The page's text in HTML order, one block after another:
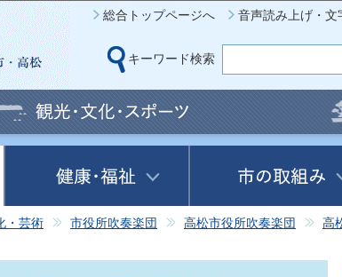
このページの本文へ移動
総合トップページへ 音声読み上げ・文
キーワード検索
・芸術 市役所吹奏楽団 高松市役所吹奏楽団
高